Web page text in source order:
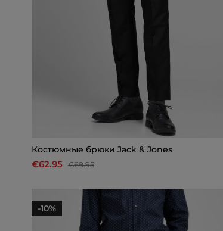
Костюмные брюки Jack & Jones
€62.95 €69.95
-10%